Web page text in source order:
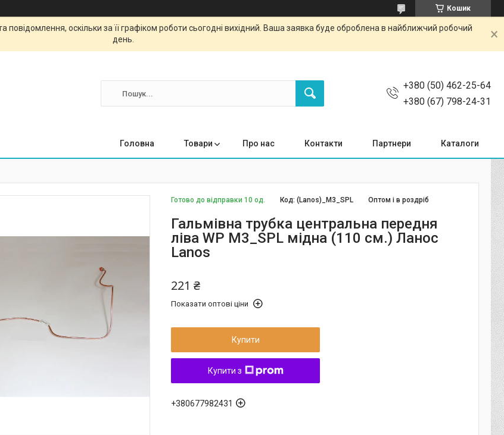
Кошик
оскільки за її графіком роботи сьогодні вихідний. Ваша заявка буде оброблена в найближчий робочий
день.
+380 (50) 462-25-64
+380 (67) 798-24-31
Головна Товари Про нас Контакти Партнери Каталоги
Готово до відправки 10 од. Оптом і в роздріб
Код:(Lanos)_M3_SPL
Гальмівна трубка центральна передня
ліва WP M3_SPL мідна (110 см.) Ланос
Lanos
221 ₴
Показати оптові ціни
Купити
Купити з
+380677982431